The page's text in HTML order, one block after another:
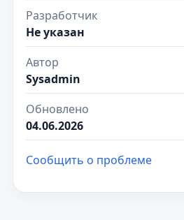
Разработчик
Не указан
Автор
Sysadmin
Обновлено
04.06.2026
Сообщить о проблеме